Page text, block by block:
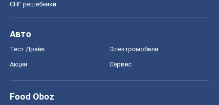
СНГ решебники
Авто
Тест Драйв Электромобили
Акции Сервис
Food Oboz